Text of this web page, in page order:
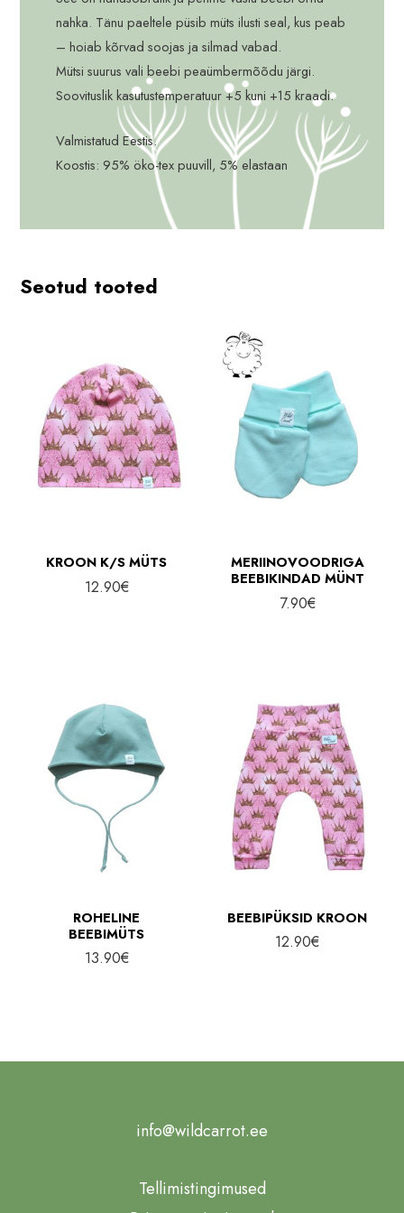
nahka. Tänu paeltele püsib müts ilusti seal, kus peab
– hoiab kõrvad soojas ja silmad vabad.
Mütsi suurus vali beebi peaümbermõõdu järgi.
Soovituslik kasutustemperatuur +5 kuni +15 kraadi.
Valmistatud Eestis.
Koostis: 95% öko-tex puuvill, 5% elastaan
Seotud tooted
KROON K/S MÜTS
12.90€
MERIINOVOODRIGA
BEEBIKINDAD MÜNT
7.90€
ROHELINE
BEEBIMÜTS
13.90€
BEEBIPÜKSID KROON
12.90€
info@wildcarrot.ee
Tellimistingimused